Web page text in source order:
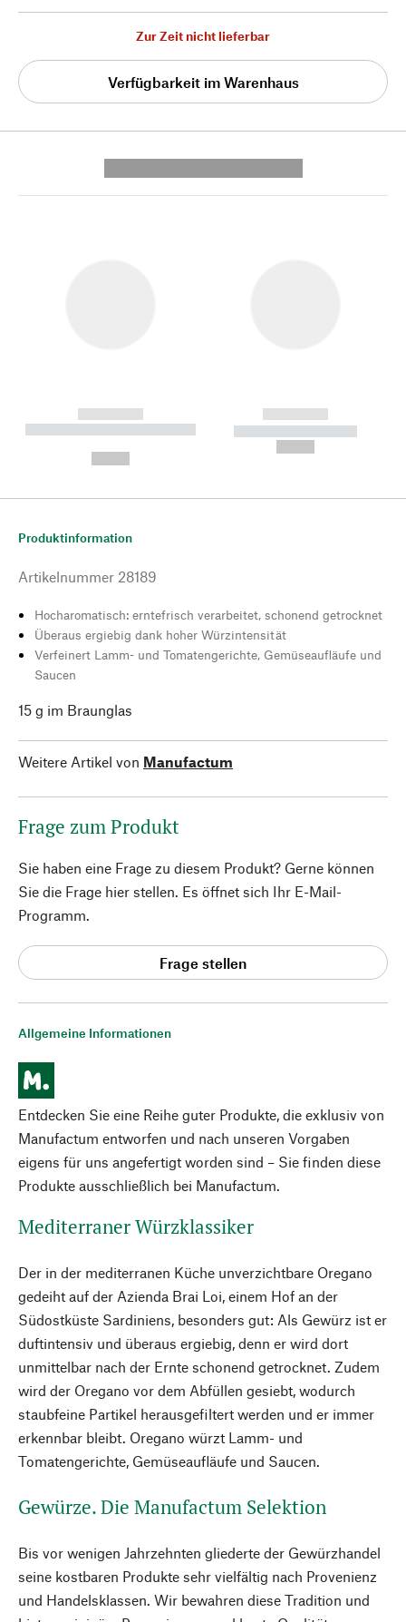
Zur Zeit nicht lieferbar
Verfügbarkeit im Warenhaus
------------
----------- ----------- --------
------------
----------- -----------
Allgemeine Informationen
Entdecken Sie eine Reihe guter Produkte, die exklusiv von
Manufactum entworfen und nach unseren Vorgaben
eigens für uns angefertigt worden sind – Sie finden diese
Produkte ausschließlich bei Manufactum.
Mediterraner Würzklassiker
Der in der mediterranen Küche unverzichtbare Oregano
gedeiht auf der Azienda Brai Loi, einem Hof an der
Südostküste Sardiniens, besonders gut: Als Gewürz ist er
duftintensiv und überaus ergiebig, denn er wird dort
unmittelbar nach der Ernte schonend getrocknet. Zudem
wird der Oregano vor dem Abfüllen gesiebt, wodurch
staubfeine Partikel herausgefiltert werden und er immer
erkennbar bleibt. Oregano würzt Lamm- und
Tomatengerichte, Gemüseaufläufe und Saucen.
Gewürze. Die Manufactum Selektion
Bis vor wenigen Jahrzehnten gliederte der Gewürzhandel
seine kostbaren Produkte sehr vielfältig nach Provenienz
und Handelsklassen. Wir bewahren diese Tradition und
Produktinformation
Artikelnummer 28189
Hocharomatisch: erntefrisch verarbeitet, schonend getrocknet
Überaus ergiebig dank hoher Würzintensität
Verfeinert Lamm- und Tomatengerichte, Gemüseaufläufe und
Saucen
15 g im Braunglas
Weitere Artikel von Manufactum
Frage zum Produkt
Sie haben eine Frage zu diesem Produkt? Gerne können
Sie die Frage hier stellen. Es öffnet sich Ihr E-Mail-
Programm.
Frage stellen